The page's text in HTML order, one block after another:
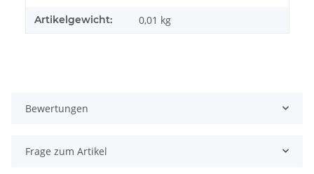
Artikelgewicht: 0,01 kg
Bewertungen
Frage zum Artikel